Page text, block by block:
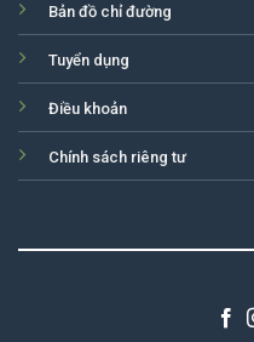
Bản đồ chỉ đường
Tuyển dụng
Điều khoản
Chính sách riêng tư